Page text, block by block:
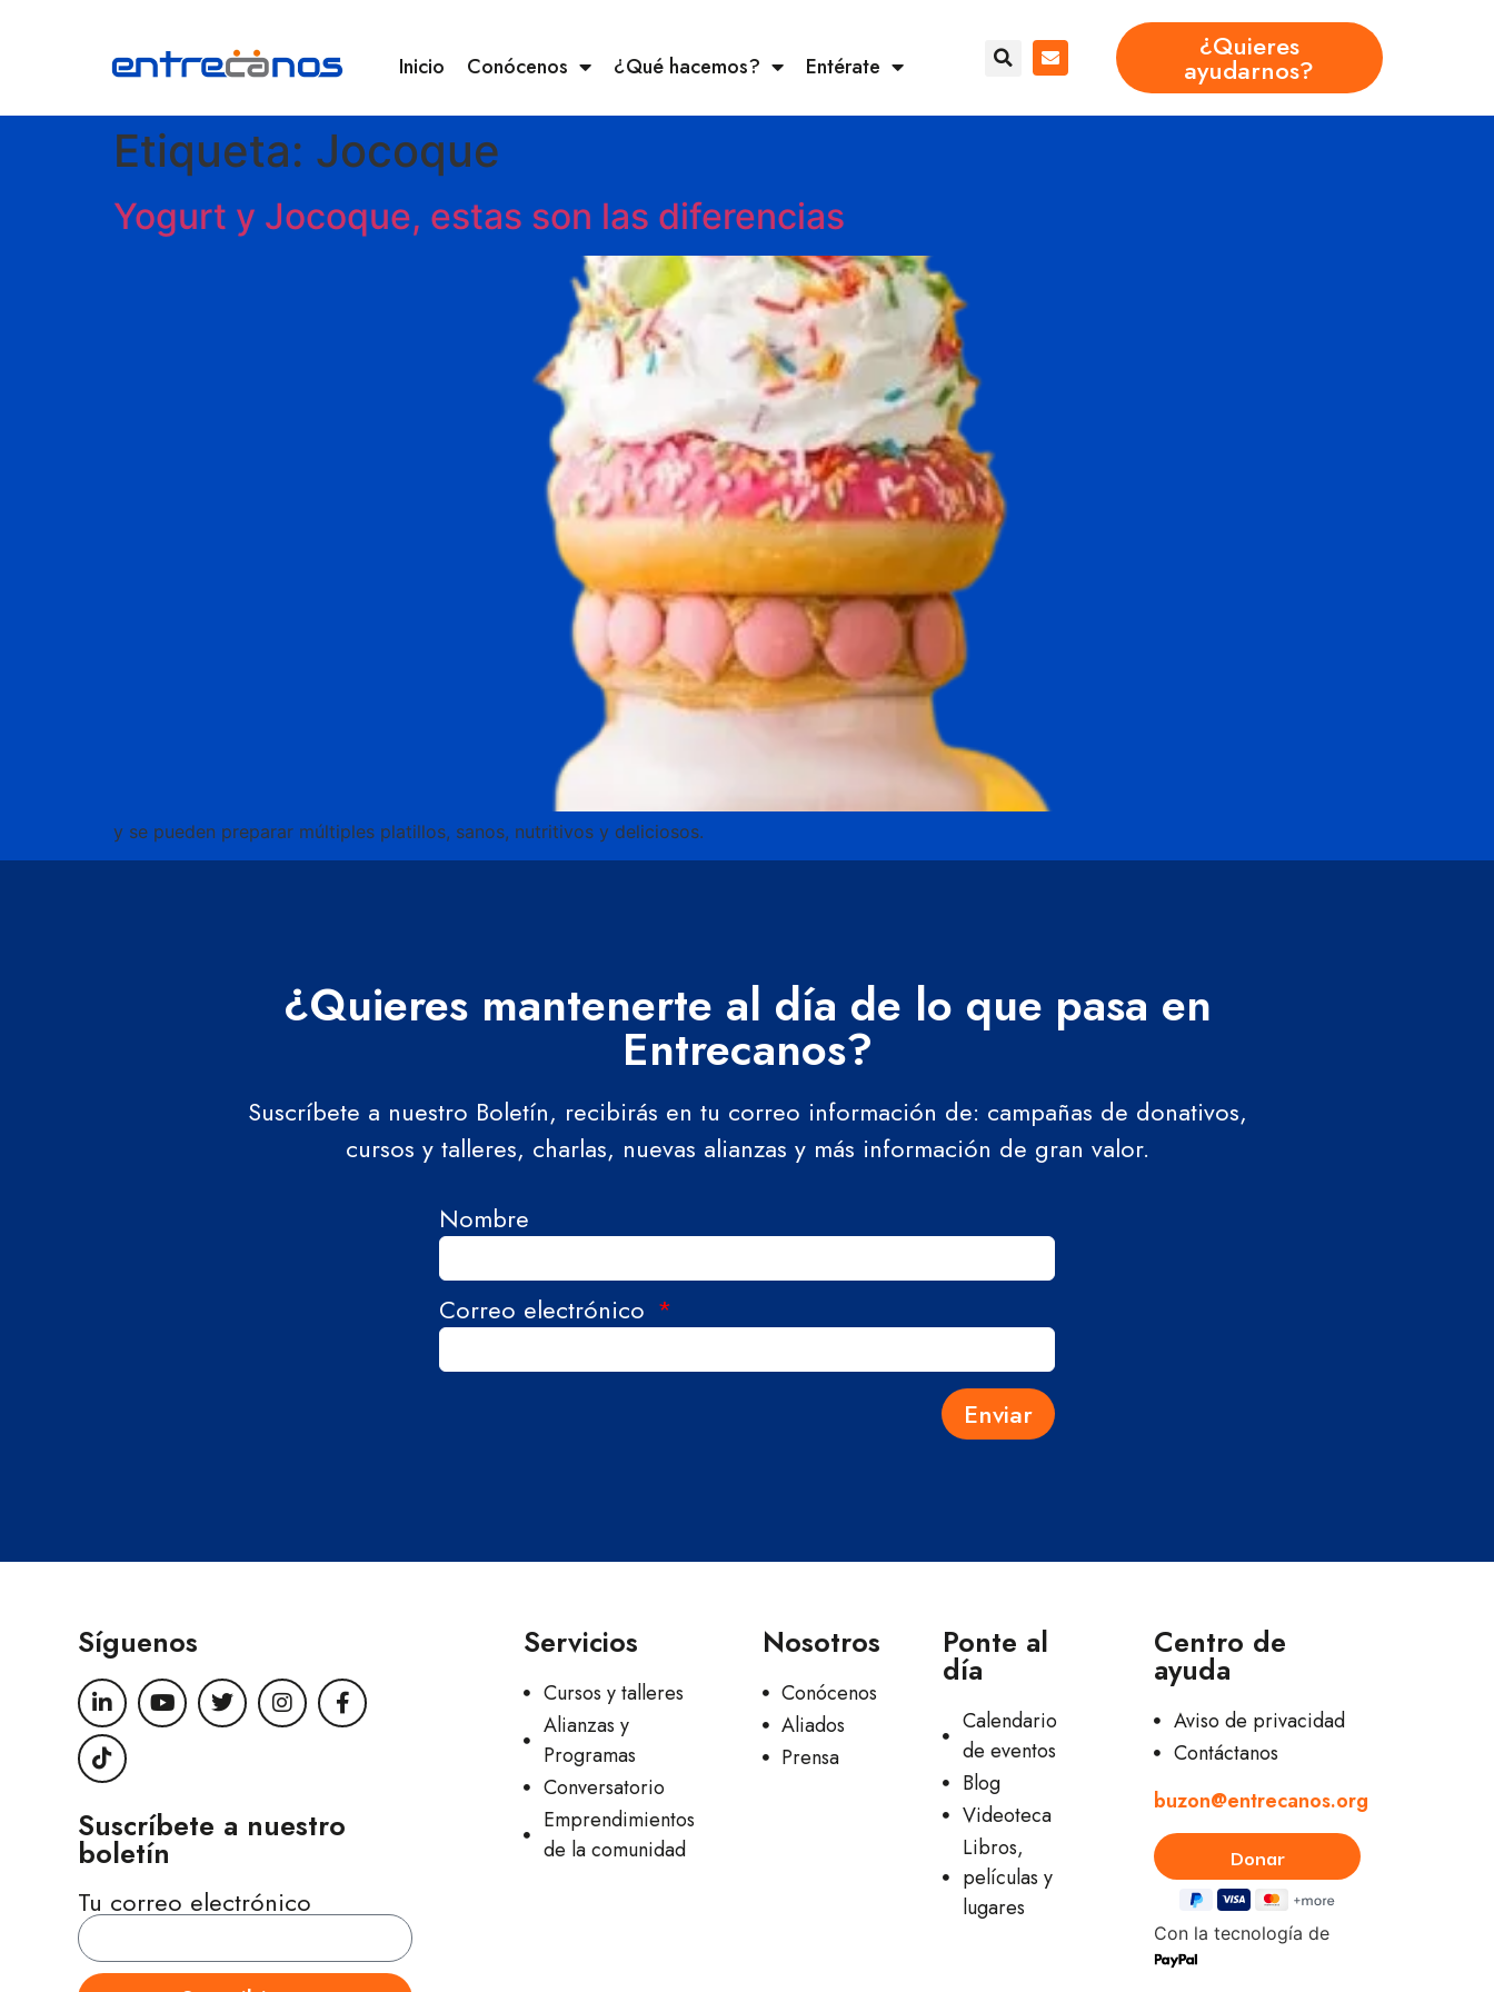
Inicio Conócenos ¿Qué hacemos? Entérate
¿Quieres
ayudarnos?
Etiqueta: Jocoque
Yogurt y Jocoque, estas son las diferencias
y se pueden preparar múltiples platillos, sanos, nutritivos y deliciosos.
¿Quieres mantenerte al día de lo que pasa en
Entrecanos?
Suscríbete a nuestro Boletín, recibirás en tu correo información de: campañas de donativos,
cursos y talleres, charlas, nuevas alianzas y más información de gran valor.
Nombre
Correo electrónico
Enviar
Síguenos
Suscríbete a nuestro
boletín
Tu correo electrónico
Servicios
Cursos y talleres
Alianzas y
Programas
Conversatorio
Emprendimientos
de la comunidad
Nosotros
Conócenos
Aliados
Prensa
Ponte al
día
Calendario
de eventos
Blog
Videoteca
Libros,
películas y
lugares
Centro de
ayuda
Aviso de privacidad
Contáctanos
buzon@entrecanos.org
Con la tecnología de